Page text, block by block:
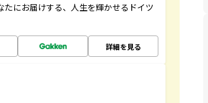
にお届けする、人生を輝かせるドイツ
詳細を見る